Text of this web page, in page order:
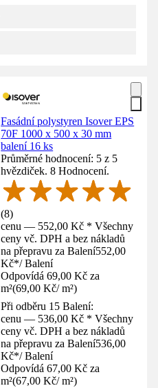
Fasádní polystyren Isover EPS
70F 1000 x 500 x 30 mm
balení 16 ks
Průměrné hodnocení: 5 z 5
hvězdiček. 8 Hodnocení.
(8)
cenu — 552,00 Kč * Všechny
ceny vč. DPH a bez nákladů
na přepravu za Balení552,00
Kč*/ Balení
Odpovídá 69,00 Kč za
m²(69,00 Kč/ m²)
Při odběru 15 Balení:
cenu — 536,00 Kč * Všechny
ceny vč. DPH a bez nákladů
na přepravu za Balení536,00
Kč*/ Balení
Odpovídá 67,00 Kč za
m²(67,00 Kč/ m²)